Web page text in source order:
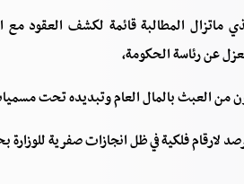
ماتزال المطالبة قائمة لكشف العقود مع
عن رئاسة الحكومة،
من العبث بالمال العام وتبديده تحت
لارقام فلكية في ظل انجازات صفرية